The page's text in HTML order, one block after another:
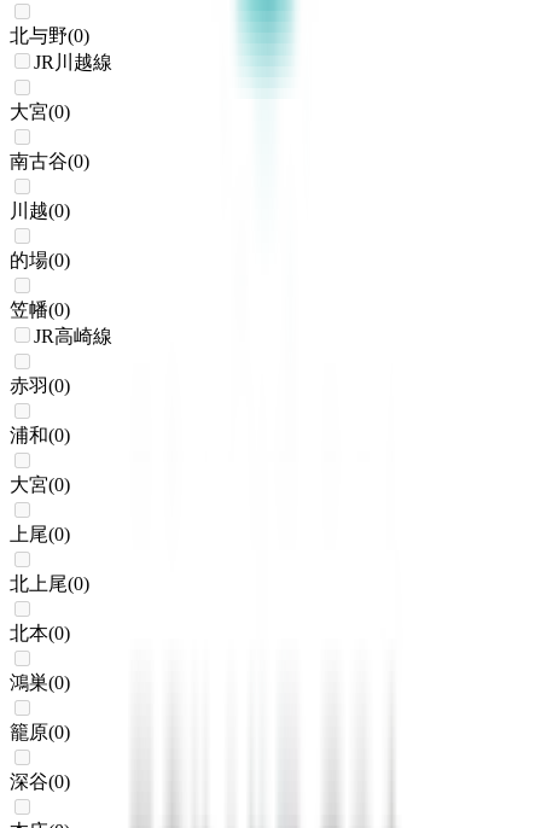
北与野(0)
JR川越線
大宮(0)
南古谷(0)
川越(0)
的場(0)
笠幡(0)
JR高崎線
赤羽(0)
浦和(0)
大宮(0)
上尾(0)
北上尾(0)
北本(0)
鴻巣(0)
籠原(0)
深谷(0)